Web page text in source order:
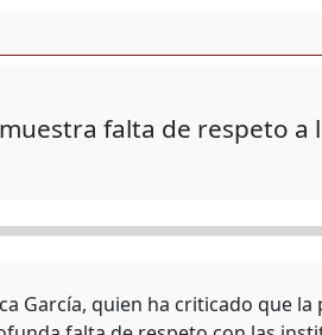
falta de respeto
García, quien ha criticado que